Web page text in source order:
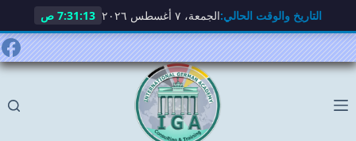
التاريخ والوقت الحالي:الجمعة، ٧ أغسطس ٢٠٢٦ 7:31:14 ص
التجاوز
إلى
المحتوى